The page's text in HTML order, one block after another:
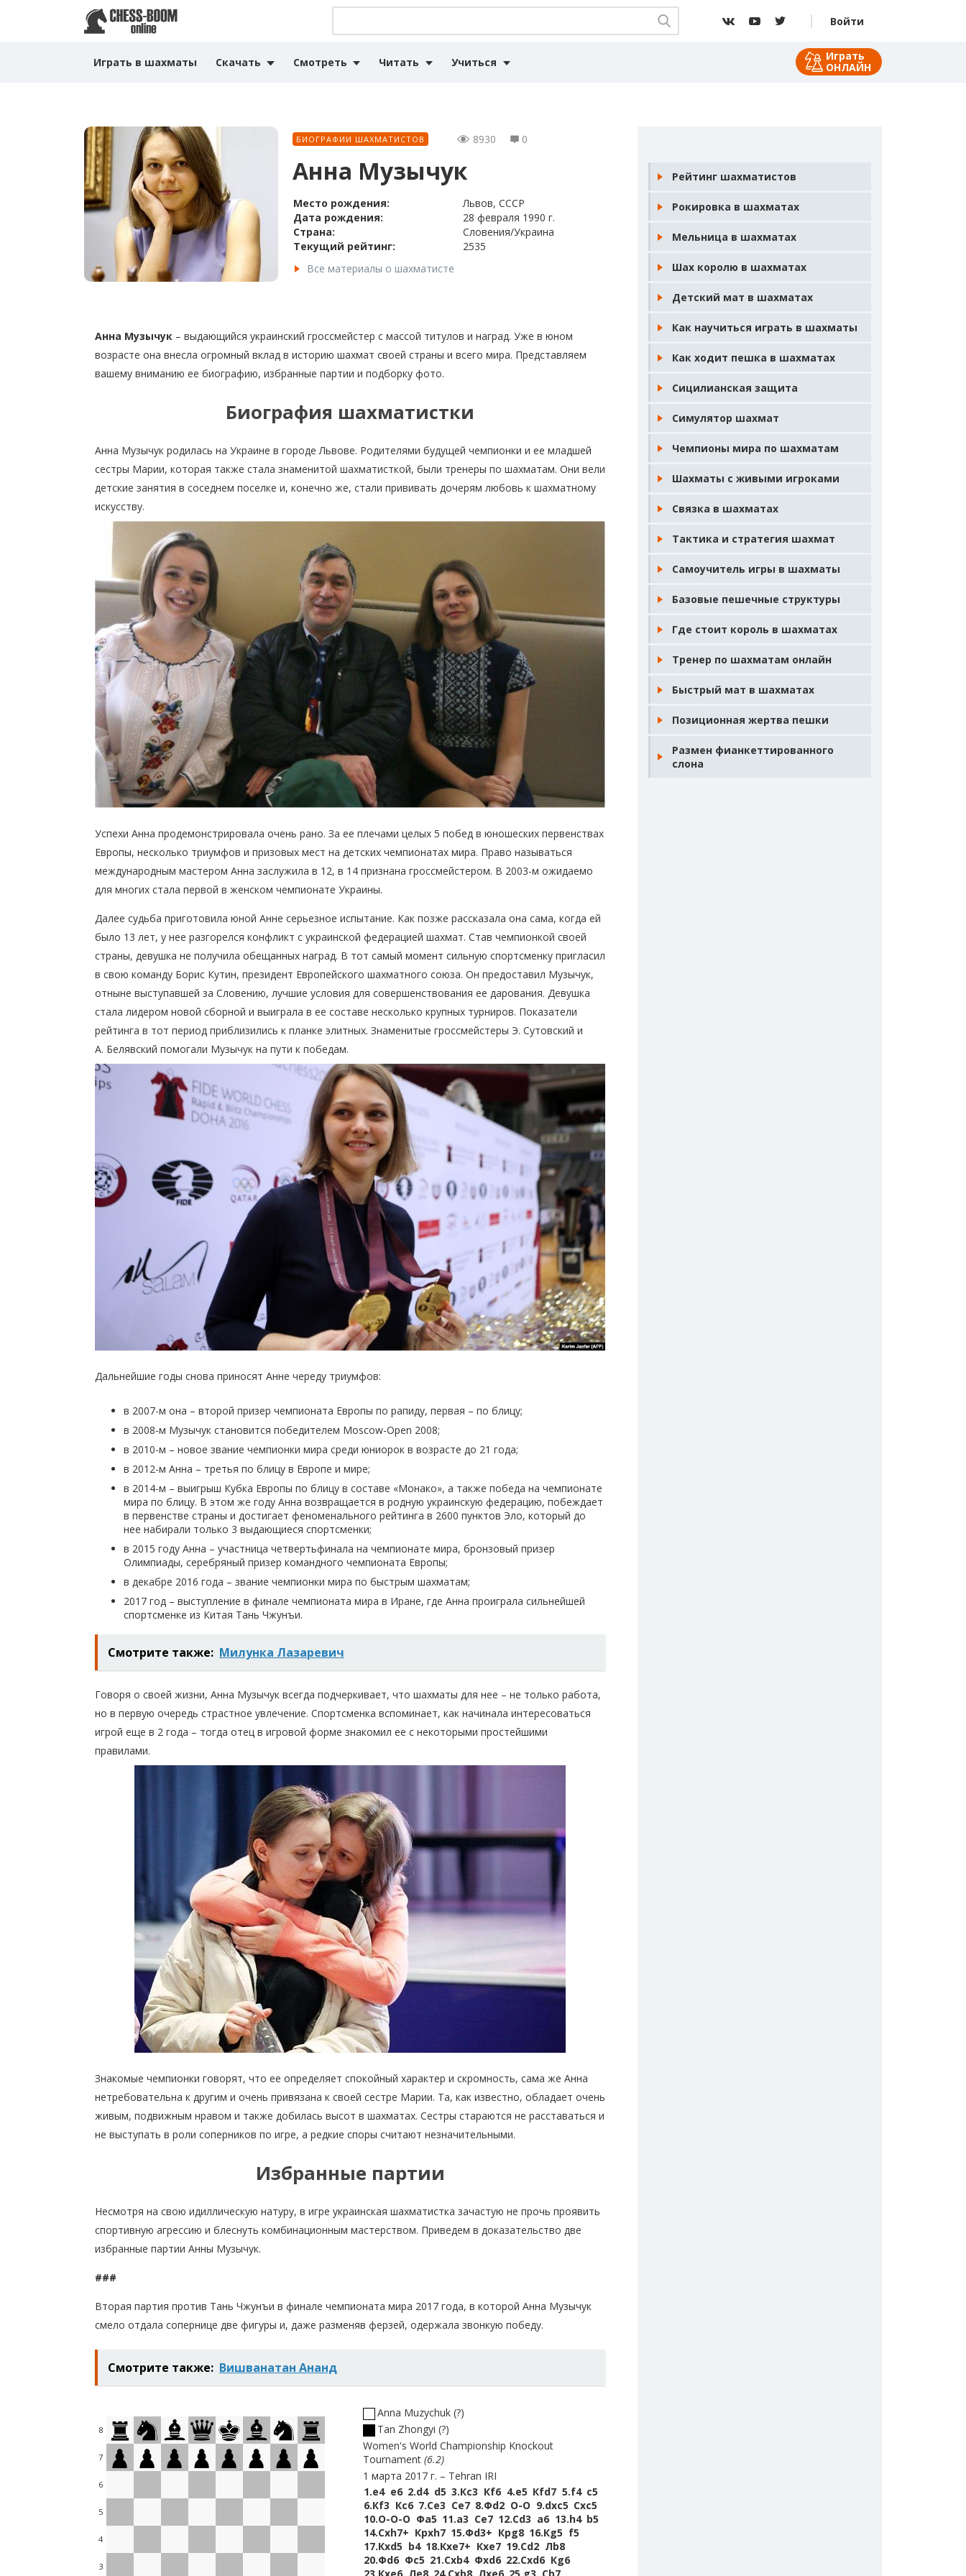
Войти
Играть в шахматы Скачать Смотреть Читать Учиться
Играть
ОНЛАЙН
БИОГРАФИИ ШАХМАТИСТОВ 8930 0
Анна Музычук
Место рождения:
Львов, СССР
Дата рождения:
28 февраля 1990 г.
Страна:
Словения/Украина
Текущий рейтинг:
2535
Все материалы о шахматисте
Анна Музычук – выдающийся украинский гроссмейстер с массой титулов и наград. Уже в юном
возрасте она внесла огромный вклад в историю шахмат своей страны и всего мира. Представляем
вашему вниманию ее биографию, избранные партии и подборку фото.
Биография шахматистки
Анна Музычук родилась на Украине в городе Львове. Родителями будущей чемпионки и ее младшей
сестры Марии, которая также стала знаменитой шахматисткой, были тренеры по шахматам. Они вели
детские занятия в соседнем поселке и, конечно же, стали прививать дочерям любовь к шахматному
искусству.
Успехи Анна продемонстрировала очень рано. За ее плечами целых 5 побед в юношеских первенствах
Европы, несколько триумфов и призовых мест на детских чемпионатах мира. Право называться
международным мастером Анна заслужила в 12, в 14 признана гроссмейстером. В 2003-м ожидаемо
для многих стала первой в женском чемпионате Украины.
Далее судьба приготовила юной Анне серьезное испытание. Как позже рассказала она сама, когда ей
было 13 лет, у нее разгорелся конфликт с украинской федерацией шахмат. Став чемпионкой своей
страны, девушка не получила обещанных наград. В тот самый момент сильную спортсменку пригласил
в свою команду Борис Кутин, президент Европейского шахматного союза. Он предоставил Музычук,
отныне выступавшей за Словению, лучшие условия для совершенствования ее дарования. Девушка
стала лидером новой сборной и выиграла в ее составе несколько крупных турниров. Показатели
рейтинга в тот период приблизились к планке элитных. Знаменитые гроссмейстеры Э. Сутовский и
А. Белявский помогали Музычук на пути к победам.
Дальнейшие годы снова приносят Анне череду триумфов:
в 2007-м она – второй призер чемпионата Европы по рапиду, первая – по блицу;
в 2008-м Музычук становится победителем Moscow-Open 2008;
в 2010-м – новое звание чемпионки мира среди юниорок в возрасте до 21 года;
в 2012-м Анна – третья по блицу в Европе и мире;
в 2014-м – выигрыш Кубка Европы по блицу в составе «Монако», а также победа на чемпионате
мира по блицу. В этом же году Анна возвращается в родную украинскую федерацию, побеждает
в первенстве страны и достигает феноменального рейтинга в 2600 пунктов Эло, который до
нее набирали только 3 выдающиеся спортсменки;
в 2015 году Анна – участница четвертьфинала на чемпионате мира, бронзовый призер
Олимпиады, серебряный призер командного чемпионата Европы;
в декабре 2016 года – звание чемпионки мира по быстрым шахматам;
2017 год – выступление в финале чемпионата мира в Иране, где Анна проиграла сильнейшей
спортсменке из Китая Тань Чжунъи.
Смотрите также: Милунка Лазаревич
Говоря о своей жизни, Анна Музычук всегда подчеркивает, что шахматы для нее – не только работа,
но в первую очередь страстное увлечение. Спортсменка вспоминает, как начинала интересоваться
игрой еще в 2 года – тогда отец в игровой форме знакомил ее с некоторыми простейшими
правилами.
Знакомые чемпионки говорят, что ее определяет спокойный характер и скромность, сама же Анна
нетребовательна к другим и очень привязана к своей сестре Марии. Та, как известно, обладает очень
живым, подвижным нравом и также добилась высот в шахматах. Сестры стараются не расставаться и
не выступать в роли соперников по игре, а редкие споры считают незначительными.
Избранные партии
Несмотря на свою идиллическую натуру, в игре украинская шахматистка зачастую не прочь проявить
спортивную агрессию и блеснуть комбинационным мастерством. Приведем в доказательство две
избранные партии Анны Музычук.
###
Вторая партия против Тань Чжунъи в финале чемпионата мира 2017 года, в которой Анна Музычук
смело отдала сопернице две фигуры и, даже разменяв ферзей, одержала звонкую победу.
Смотрите также: Вишванатан Ананд
8
7
6
5
4
3
Anna Muzychuk ?
Tan Zhongyi ?
Women's World Championship Knockout
Tournament 6.2
1 марта 2017 г.
Tehran IRI
1.e4 e6 2.d4 d5 3.Кc3 Кf6 4.e5 Кfd7 5.f4 c5
6.Кf3 Кc6 7.Сe3 Сe7 8.Фd2 O-O 9.dxc5 Сxc5
10.O-O-O Фa5 11.a3 Сe7 12.Сd3 a6 13.h4 b5
14.Сxh7+ Крxh7 15.Фd3+ Крg8 16.Кg5 f5
17.Кxd5 b4 18.Кxe7+ Кxe7 19.Сd2 Лb8
20.Фd6 Фc5 21.Сxb4 Фxd6 22.Сxd6 Кg6
Рейтинг шахматистов
Рокировка в шахматах
Мельница в шахматах
Шах королю в шахматах
Детский мат в шахматах
Как научиться играть в шахматы
Как ходит пешка в шахматах
Сицилианская защита
Симулятор шахмат
Чемпионы мира по шахматам
Шахматы с живыми игроками
Связка в шахматах
Тактика и стратегия шахмат
Самоучитель игры в шахматы
Базовые пешечные структуры
Где стоит король в шахматах
Тренер по шахматам онлайн
Быстрый мат в шахматах
Позиционная жертва пешки
Размен фианкеттированного
слона